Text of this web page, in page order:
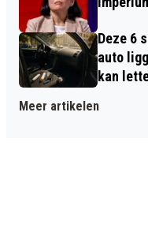
Deze 6
auto
kan
Meer artikelen